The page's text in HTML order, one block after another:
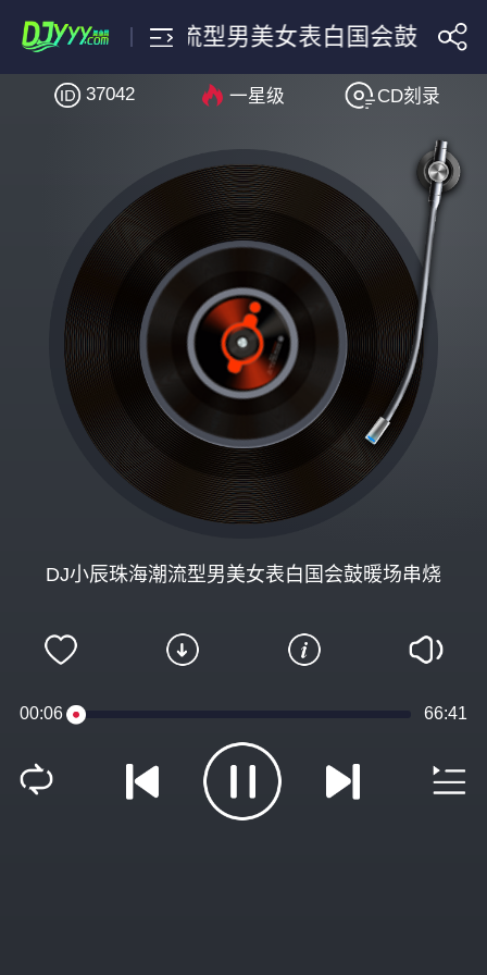
搜索
DJ小辰珠海潮流型男美女表白国会鼓暖场
DJ小辰珠海潮流型男美女表白国会鼓暖场串烧
37042 一星级 CD刻录
00:06 66:41